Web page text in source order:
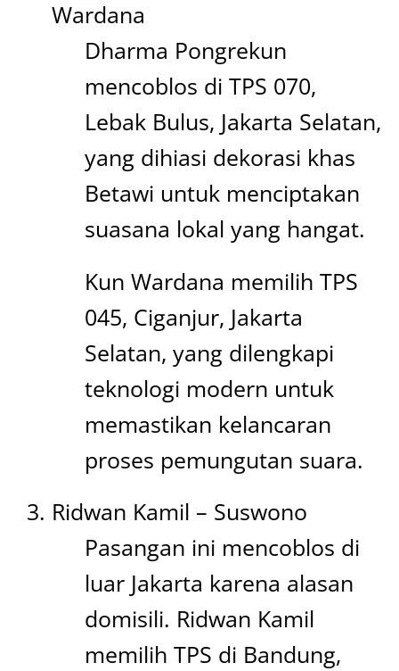
Wardana
Dharma Pongrekun
mencoblos di TPS 070,
Lebak Bulus, Jakarta Selatan,
yang dihiasi dekorasi khas
Betawi untuk menciptakan
suasana lokal yang hangat.
Kun Wardana memilih TPS
045, Ciganjur, Jakarta
Selatan, yang dilengkapi
teknologi modern untuk
memastikan kelancaran
proses pemungutan suara.
Ridwan Kamil – Suswono
Pasangan ini mencoblos di
luar Jakarta karena alasan
domisili. Ridwan Kamil
memilih TPS di Bandung,